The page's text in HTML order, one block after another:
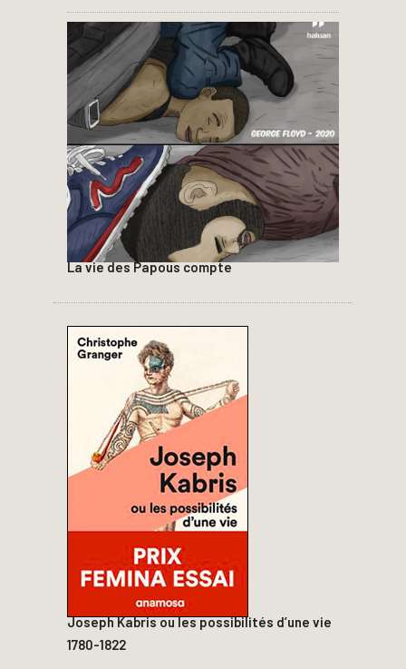
La vie des Papous compte
Joseph Kabris ou les possibilités d’une vie
1780-1822